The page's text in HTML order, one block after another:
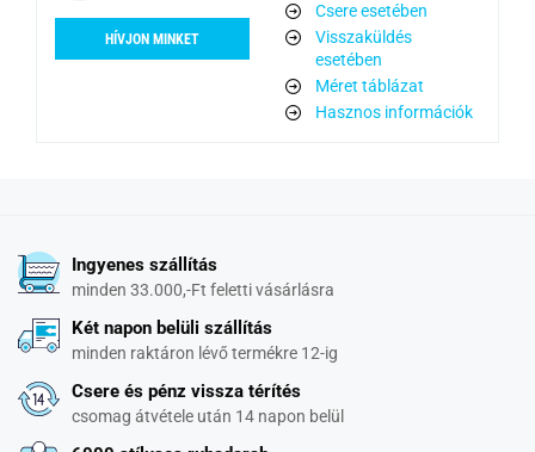
HÍVJON MINKET
Csere esetében
Visszaküldés
esetében
Méret táblázat
Hasznos információk
Ingyenes szállítás
minden 33.000,-Ft feletti vásárlásra
Két napon belüli szállítás
minden raktáron lévő termékre 12-ig
Csere és pénz vissza térítés
csomag átvétele után 14 napon belül